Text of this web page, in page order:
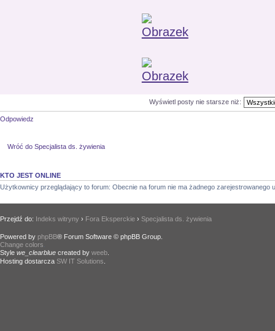
Wyświetl posty nie starsze niż:
Odpowiedz
Wróć do Specjalista ds. żywienia
KTO JEST ONLINE
Użytkownicy przeglądający to forum: Obecnie na forum nie ma żadnego zarejestrowanego
Przejdź do: Indeks witryny › Fora Eksperckie › Specjalista ds. żywienia
Powered by phpBB® Forum Software © phpBB Group.
Change colors
Style we_clearblue created by weeb
Hosting dostarcza SW IT Solutions